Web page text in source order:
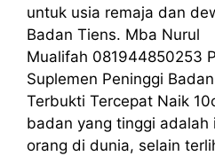
untuk usia remaja dan
Badan Tiens. Mba Nurul
Mualifah 081944850253
Suplemen Peninggi
Terbukti Tercepat Naik
badan yang tinggi adalah
orang di dunia, selain